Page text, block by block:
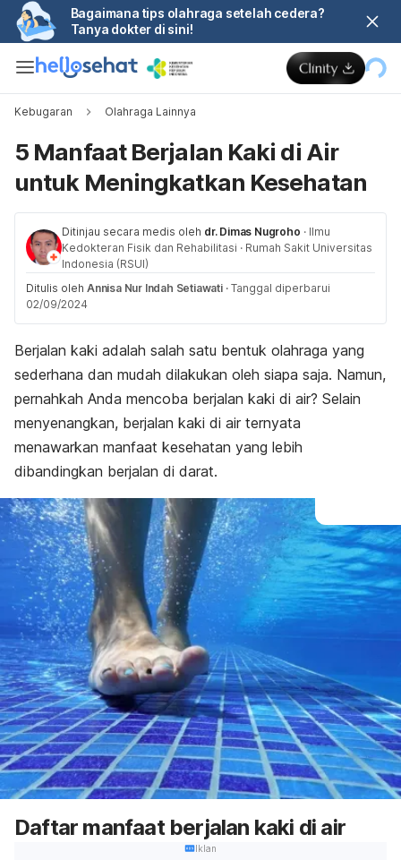
Bagaimana tips olahraga setelah cedera?
Tanya dokter di sini!
Kebugaran Olahraga Lainnya
5 Manfaat Berjalan Kaki di Air
untuk Meningkatkan Kesehatan
Ditinjau secara medis oleh dr. Dimas Nugroho · Ilmu
Kedokteran Fisik dan Rehabilitasi · Rumah Sakit Universitas
Indonesia (RSUI)
Ditulis oleh Annisa Nur Indah Setiawati · Tanggal diperbarui
02/09/2024
Berjalan kaki adalah salah satu bentuk olahraga yang
sederhana dan mudah dilakukan oleh siapa saja. Namun,
pernahkah Anda mencoba berjalan kaki di air? Selain
menyenangkan, berjalan kaki di air ternyata
menawarkan manfaat kesehatan yang lebih
dibandingkan berjalan di darat.
Daftar manfaat berjalan kaki di air
Iklan